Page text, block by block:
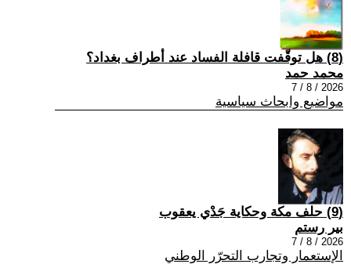
(8) هل توقّفت قافلة الفساد عند أطراف بغداد؟
محمد حمد
2026 / 8 / 7
مواضيع وابحاث سياسية
(9) حلف مكة وحكاية جَدْي يعقوب
بير رستم
2026 / 8 / 7
الإستعمار وتجارب التحرّر الوطني